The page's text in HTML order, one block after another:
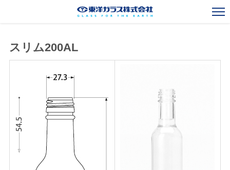
一般びんカタログ
ガラスびん事業
New Business
海外事業 Overseas Operations
会社案内 Corporate Outline
スリム200AL